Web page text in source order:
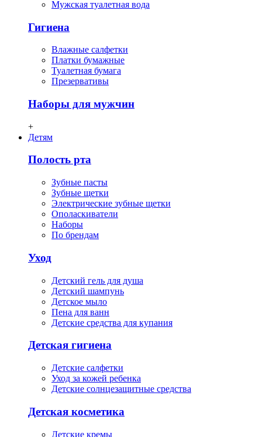
Мужская туалетная вода
Гигиена
Влажные салфетки
Платки бумажные
Туалетная бумага
Презервативы
Наборы для мужчин
+
Детям
Полость рта
Зубные пасты
Зубные щетки
Электрические зубные щетки
Ополаскиватели
Наборы
По брендам
Уход
Детский гель для душа
Детский шампунь
Детское мыло
Пена для ванн
Детские средства для купания
Детская гигиена
Детские салфетки
Уход за кожей ребенка
Детские солнцезащитные средства
Детская косметика
Детские кремы